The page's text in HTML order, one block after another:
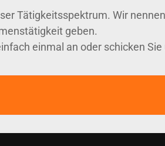
Tätigkeitsspektrum. Wir
geben.
einmal an oder schicken